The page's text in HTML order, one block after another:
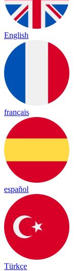
English
français
español
Türkçe